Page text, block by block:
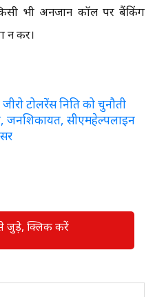
भी अनजान कॉल पर बैंकिंग
न करें।
जीरो टोलरेंस निति को चुनौती
जनशिकायत, सीएमहेल्पलाइन
जुड़े, क्लिक करें